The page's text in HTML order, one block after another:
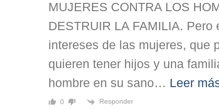
MUJERES CONTRA LOS
DESTRUIR LA FAMILIA. Pero
intereses de las mujeres, que
quieren tener hijos y una
hombre en su sano… Leer
0 Responder